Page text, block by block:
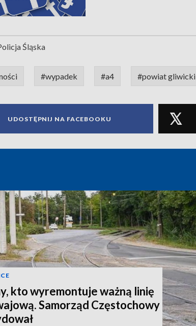
Śląska
#wypadek #a4 #powiat gliwicki
UDOSTĘPNIJ NA FACEBOOKU
kto wyremontuje ważną linię
Samorząd Częstochowy